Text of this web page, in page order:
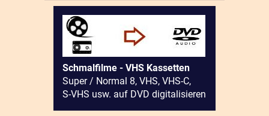
Schmalfilme - VHS Kassetten
Super / Normal 8, VHS, VHS-C,
S-VHS usw. auf DVD digitalisieren